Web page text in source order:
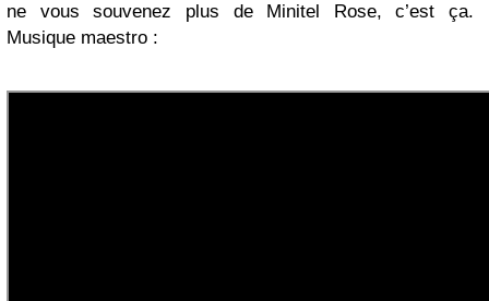
ne vous souvenez plus de Minitel Rose, c’est ça.
Musique maestro :